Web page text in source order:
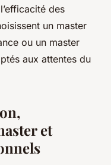
des
un master
ou un master
aux attentes du
et